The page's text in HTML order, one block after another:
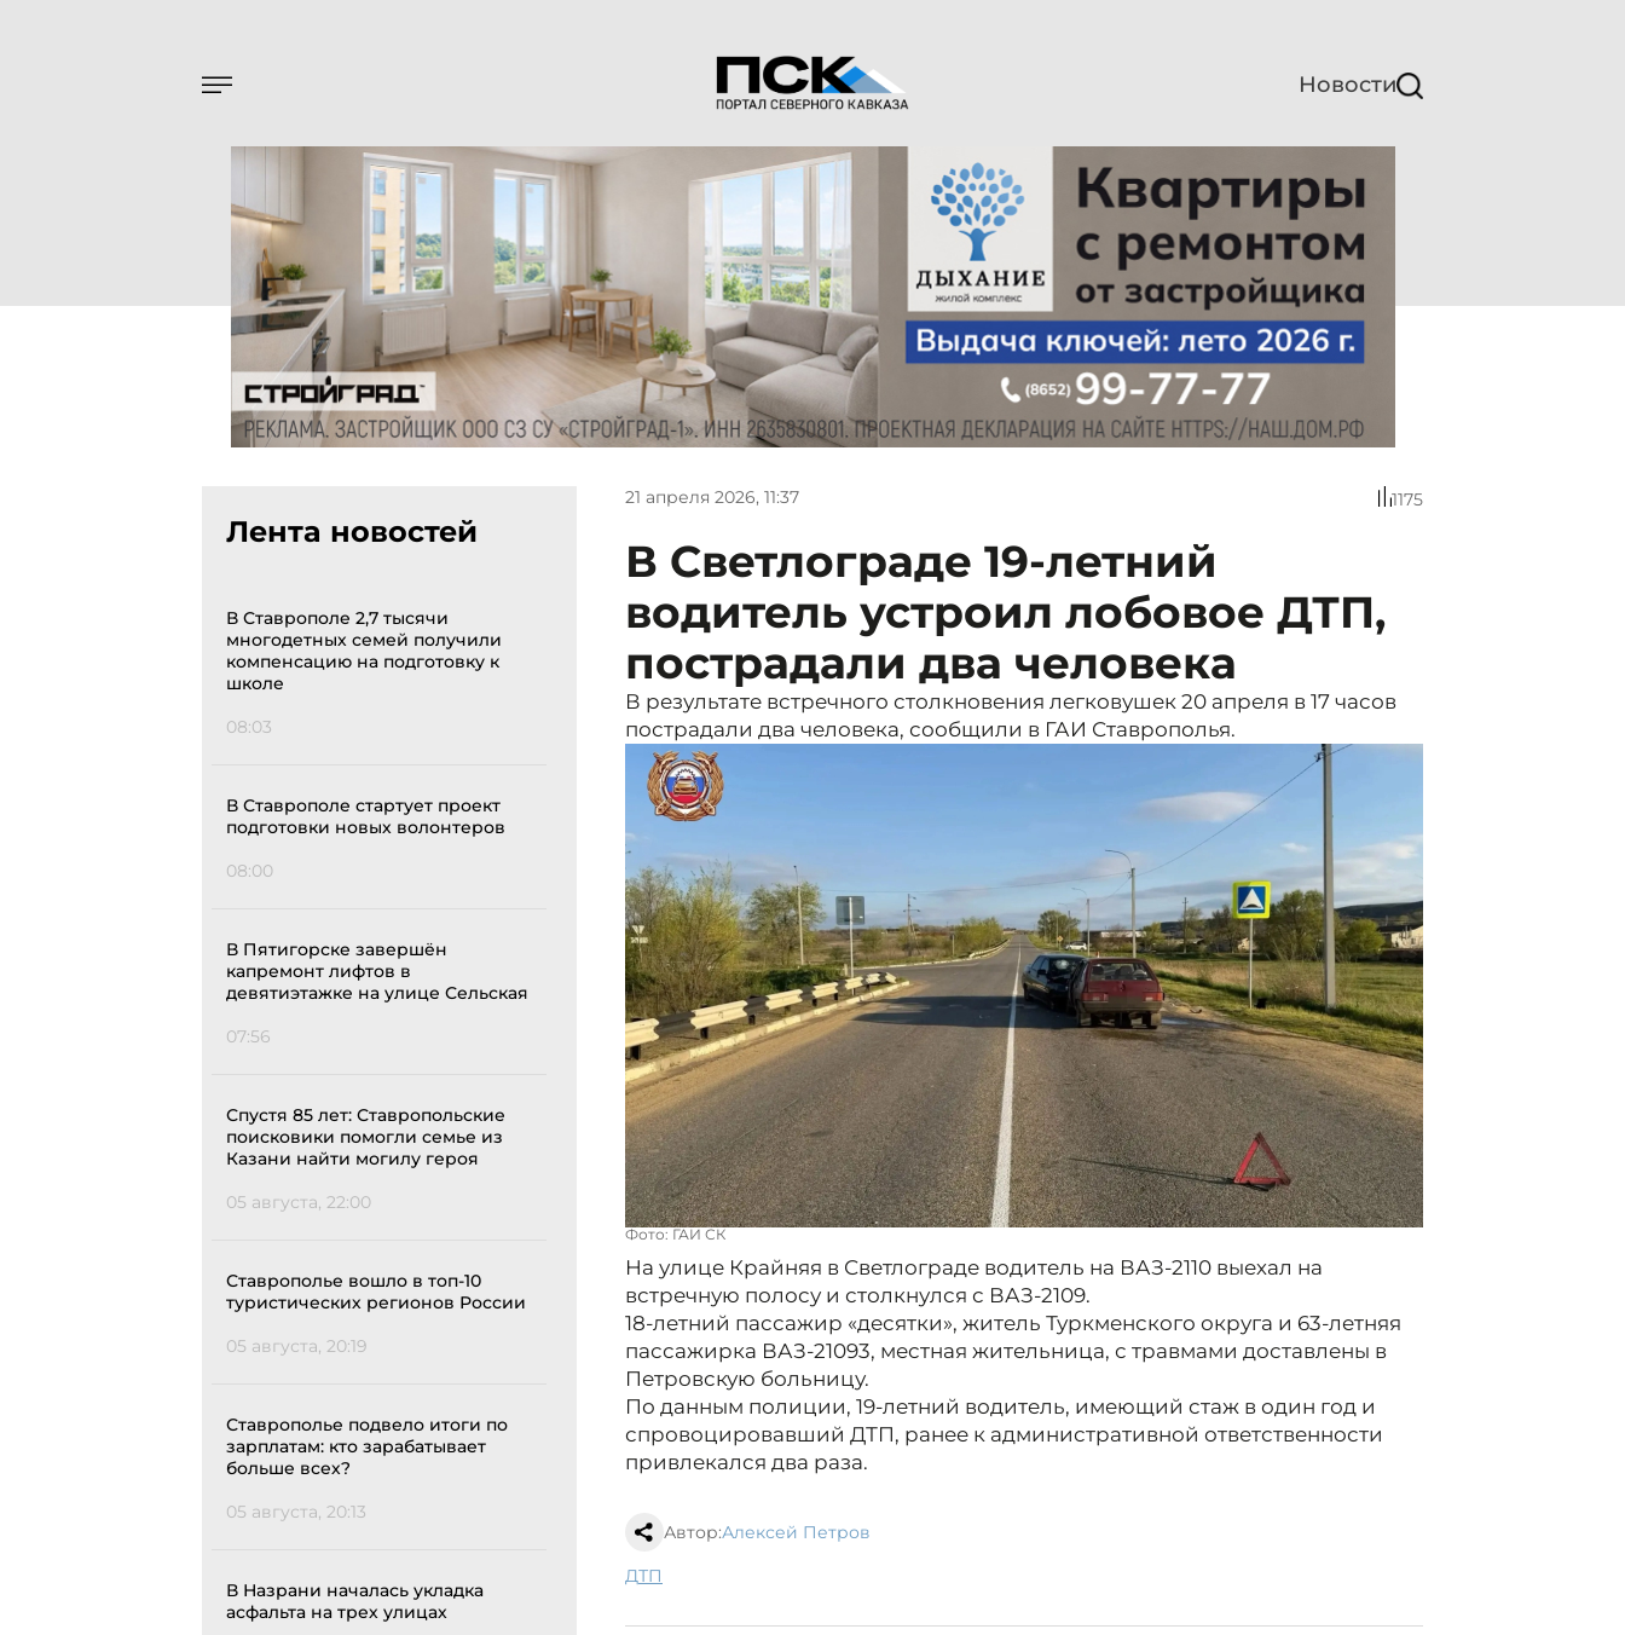
Новости
Лента новостей
В Ставрополе 2,7 тысячи
многодетных семей получили
компенсацию на подготовку к
школе
08:03
В Ставрополе стартует проект
подготовки новых волонтеров
08:00
В Пятигорске завершён
капремонт лифтов в
девятиэтажке на улице Сельская
07:56
Спустя 85 лет: Ставропольские
поисковики помогли семье из
Казани найти могилу героя
05 августа, 22:00
Ставрополье вошло в топ-10
туристических регионов России
05 августа, 20:19
Ставрополье подвело итоги по
зарплатам: кто зарабатывает
больше всех?
05 августа, 20:13
В Назрани началась укладка
асфальта на трех улицах
21 апреля 2026, 11:37 1175
В Светлограде 19-летний
водитель устроил лобовое ДТП,
пострадали два человека
В результате встречного столкновения легковушек 20 апреля в 17 часов
пострадали два человека, сообщили в ГАИ Ставрополья.
Фото: ГАИ СК
На улице Крайняя в Светлограде водитель на ВАЗ-2110 выехал на
встречную полосу и столкнулся с ВАЗ-2109.
18-летний пассажир «десятки», житель Туркменского округа и 63-летняя
пассажирка ВАЗ-21093, местная жительница, с травмами доставлены в
Петровскую больницу.
По данным полиции, 19-летний водитель, имеющий стаж в один год и
спровоцировавший ДТП, ранее к административной ответственности
привлекался два раза.
Автор:Алексей Петров
ДТП